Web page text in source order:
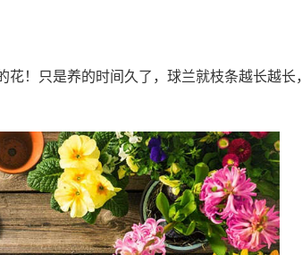
！只是养的时间久了，球兰就枝条越长越长，